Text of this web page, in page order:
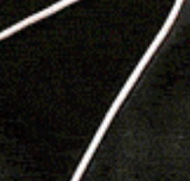
dolosi a Bonorva, ai
un 50enne
16:46
| 10 agosto 2025. Gli agenti del